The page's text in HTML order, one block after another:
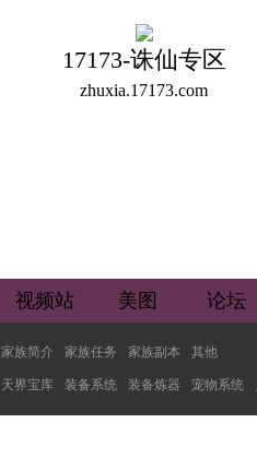
17173-诛仙专区
zhuxia.17173.com
视频站 美图 论坛
家族简介 家族任务 家族副本 其他
天界宝库 装备系统 装备炼器 宠物系统